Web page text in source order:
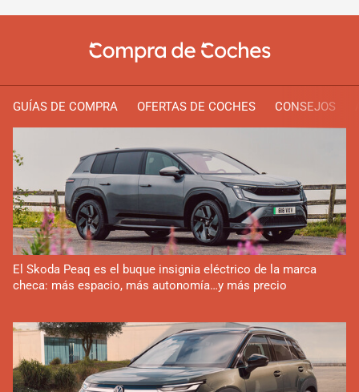
GUÍAS DE COMPRA OFERTAS DE COCHES CONSEJOS
El Skoda Peaq es el buque insignia eléctrico de la marca
checa: más espacio, más autonomía…y más precio